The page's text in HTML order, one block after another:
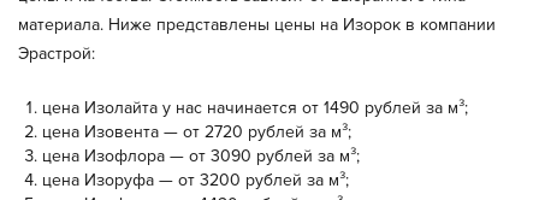
материала. Ниже представлены цены на Изорок в компании
Эрастрой:
цена Изолайта у нас начинается от 1490 рублей за м³;
цена Изовента — от 2720 рублей за м³;
цена Изофлора — от 3090 рублей за м³;
цена Изоруфа — от 3200 рублей за м³;